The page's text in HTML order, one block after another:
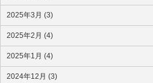
2025年3月 (3)
2025年2月 (4)
2025年1月 (4)
2024年12月 (3)